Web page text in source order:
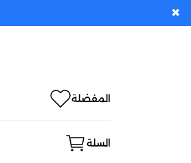
المفضلة
السلة
✖